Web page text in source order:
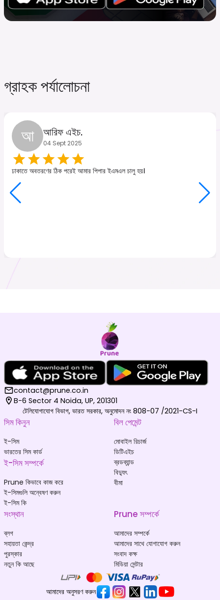
গ্রাহক পর্যালোচনা
আ আরিফ এইচ.
04 Sept 2025
ঢাকাতে অবতরণের ঠিক পরেই আমার পিপার ইএমএল চালু হয়।
contact@prune.co.in
B-6 Sector 4 Noida, UP, 201301
টেলিযোগাযোগ বিভাগ, ভারত সরকার, অনুমোদন নং 808-07 /2021-CS-I
সিম কিনুন
ই-সিম
ভারতের সিম কার্ড
ই-সিম সম্পর্কে
Prune কিভাবে কাজ করে
ই-সিমগুলি অন্বেষণ করুন
ই-সিম কি
বিল পেমেন্ট
মোবাইল রিচার্জ
ডিটিএইচ
ব্রডব্যান্ড
বিদ্যুৎ
বীমা
সংস্থান
ব্লগ
সহায়তা কেন্দ্র
পুরস্কার
নতুন কি আছে
Prune সম্পর্কে
আমাদের সম্পর্কে
আমাদের সাথে যোগাযোগ করুন
সংবাদ কক্ষ
মিডিয়া সেন্টার
আমাদের অনুসরণ করুন